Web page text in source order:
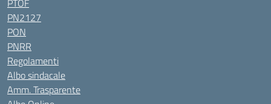
PTOF
PN2127
PON
PNRR
Regolamenti
Albo sindacale
Amm. Trasparente